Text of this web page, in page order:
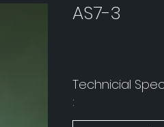
AS7-3
Technicial
: